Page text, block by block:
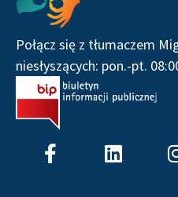
Połącz się z tłumaczem
niesłyszących: pon.-pt.
F
a
L
i
I